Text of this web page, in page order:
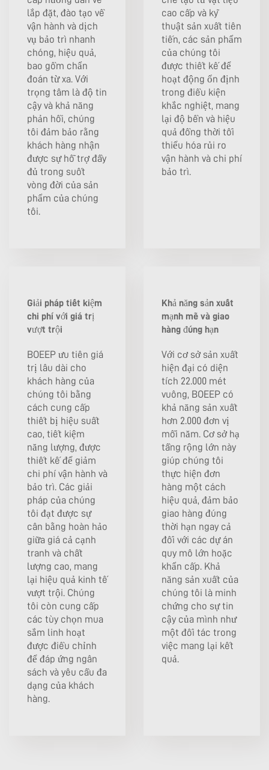
lắp đặt, đào tạo về
vận hành và dịch
vụ bảo trì nhanh
chóng, hiệu quả,
bao gồm chẩn
đoán từ xa. Với
trọng tâm là độ tin
cậy và khả năng
phản hồi, chúng
tôi đảm bảo rằng
khách hàng nhận
được sự hỗ trợ đầy
đủ trong suốt
vòng đời của sản
phẩm của chúng
tôi.
cao cấp và kỹ
thuật sản xuất tiên
tiến, các sản phẩm
của chúng tôi
được thiết kế để
hoạt động ổn định
trong điều kiện
khắc nghiệt, mang
lại độ bền và hiệu
quả đồng thời tối
thiểu hóa rủi ro
vận hành và chi phí
bảo trì.
Giải pháp tiết kiệm
chi phí với giá trị
vượt trội
BOEEP ưu tiên giá
trị lâu dài cho
khách hàng của
chúng tôi bằng
cách cung cấp
thiết bị hiệu suất
cao, tiết kiệm
năng lượng, được
thiết kế để giảm
chi phí vận hành và
bảo trì. Các giải
pháp của chúng
tôi đạt được sự
cân bằng hoàn hảo
giữa giá cả cạnh
tranh và chất
lượng cao, mang
lại hiệu quả kinh tế
vượt trội. Chúng
tôi còn cung cấp
các tùy chọn mua
sắm linh hoạt
được điều chỉnh
để đáp ứng ngân
sách và yêu cầu đa
dạng của khách
hàng.
Khả năng sản xuất
mạnh mẽ và giao
hàng đúng hạn
Với cơ sở sản xuất
hiện đại có diện
tích 22.000 mét
vuông, BOEEP có
khả năng sản xuất
hơn 2.000 đơn vị
mỗi năm. Cơ sở hạ
tầng rộng lớn này
giúp chúng tôi
thực hiện đơn
hàng một cách
hiệu quả, đảm bảo
giao hàng đúng
thời hạn ngay cả
đối với các dự án
quy mô lớn hoặc
khẩn cấp. Khả
năng sản xuất của
chúng tôi là minh
chứng cho sự tin
cậy của mình như
một đối tác trong
việc mang lại kết
quả.